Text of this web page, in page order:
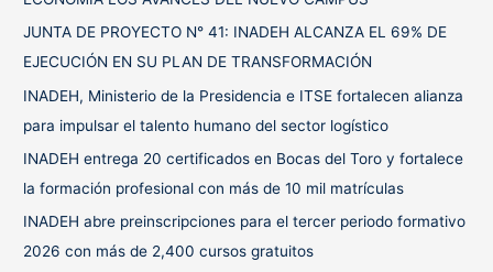
:
JUNTA DE PROYECTO N° 41: INADEH ALCANZA EL 69% DE
EJECUCIÓN EN SU PLAN DE TRANSFORMACIÓN
INADEH, Ministerio de la Presidencia e ITSE fortalecen alianza
para impulsar el talento humano del sector logístico
INADEH entrega 20 certificados en Bocas del Toro y fortalece
la formación profesional con más de 10 mil matrículas
INADEH abre preinscripciones para el tercer periodo formativo
2026 con más de 2,400 cursos gratuitos